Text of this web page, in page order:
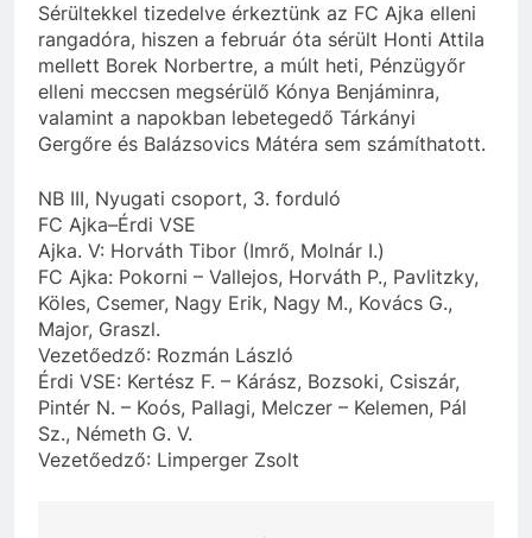
Sérültekkel tizedelve érkeztünk az FC Ajka elleni
rangadóra, hiszen a február óta sérült Honti Attila
mellett Borek Norbertre, a múlt heti, Pénzügyőr
elleni meccsen megsérülő Kónya Benjáminra,
valamint a napokban lebetegedő Tárkányi
Gergőre és Balázsovics Mátéra sem számíthatott.
NB III, Nyugati csoport, 3. forduló
FC Ajka–Érdi VSE
Ajka. V: Horváth Tibor (Imrő, Molnár I.)
FC Ajka: Pokorni – Vallejos, Horváth P., Pavlitzky,
Köles, Csemer, Nagy Erik, Nagy M., Kovács G.,
Major, Graszl.
Vezetőedző: Rozmán László
Érdi VSE: Kertész F. – Kárász, Bozsoki, Csiszár,
Pintér N. – Koós, Pallagi, Melczer – Kelemen, Pál
Sz., Németh G. V.
Vezetőedző: Limperger Zsolt